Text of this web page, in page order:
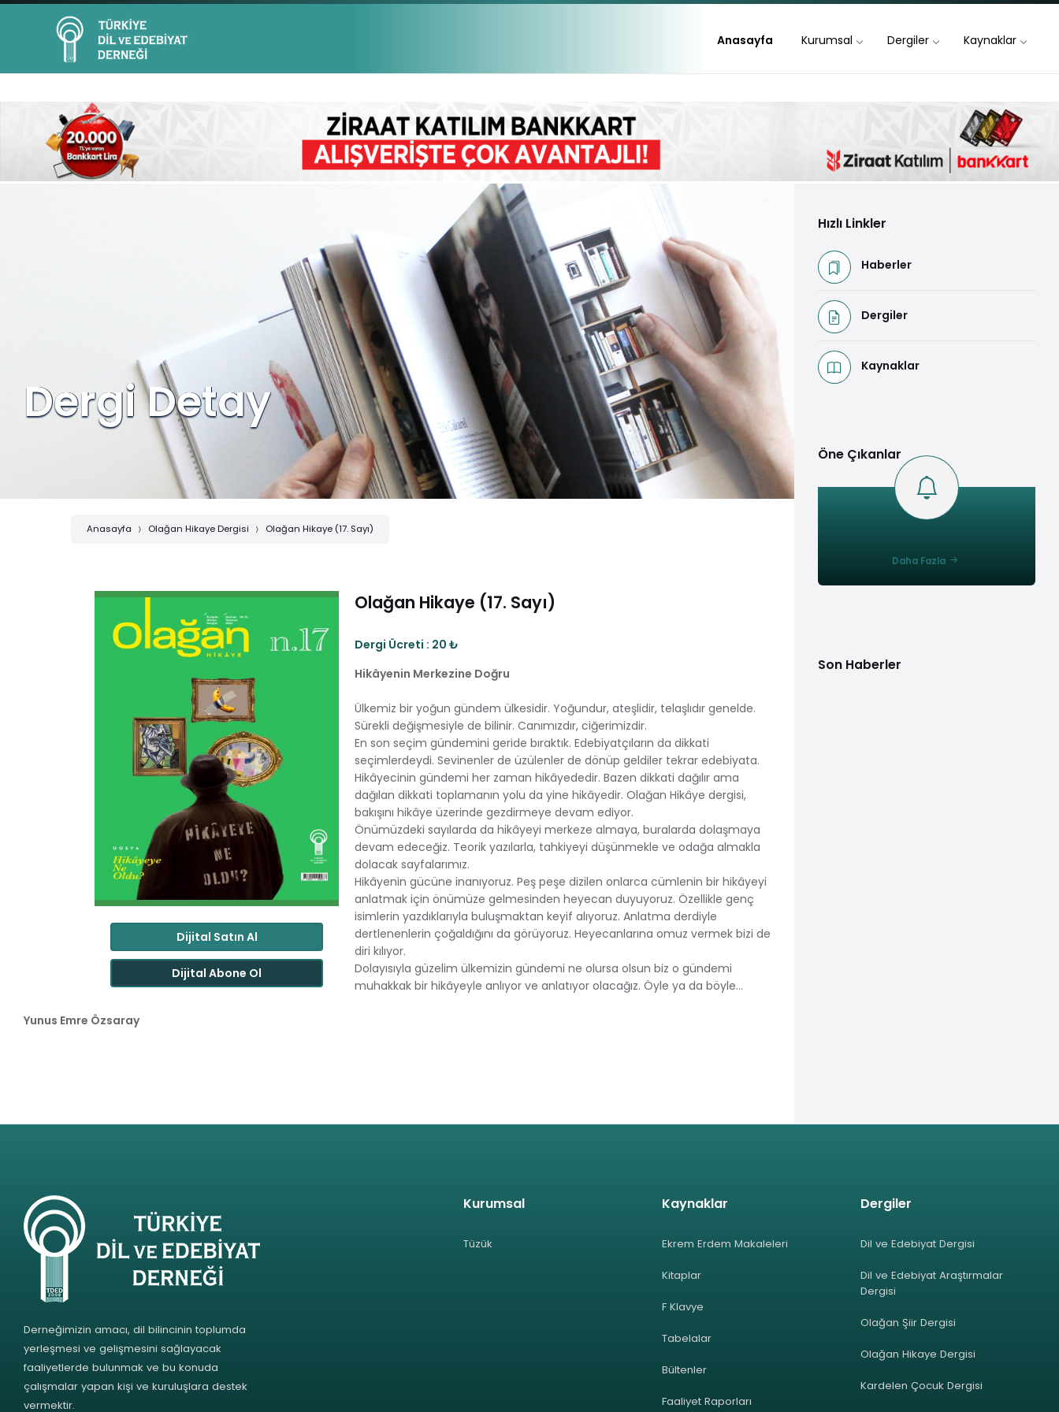
Anasayfa Kurumsal Dergiler Kaynaklar
Dergi Detay
Anasayfa Olağan Hikaye Dergisi Olağan Hikaye (17. Sayı)
Dijital Satın Al
Dijital Abone Ol
Olağan Hikaye (17. Sayı)
Dergi Ücreti : 20 ₺
Hikâyenin Merkezine Doğru
Ülkemiz bir yoğun gündem ülkesidir. Yoğundur, ateşlidir, telaşlıdır genelde.
Sürekli değişmesiyle de bilinir. Canımızdır, ciğerimizdir.
En son seçim gündemini geride bıraktık. Edebiyatçıların da dikkati
seçimlerdeydi. Sevinenler de üzülenler de dönüp geldiler tekrar edebiyata.
Hikâyecinin gündemi her zaman hikâyededir. Bazen dikkati dağılır ama
dağılan dikkati toplamanın yolu da yine hikâyedir. Olağan Hikâye dergisi,
bakışını hikâye üzerinde gezdirmeye devam ediyor.
Önümüzdeki sayılarda da hikâyeyi merkeze almaya, buralarda dolaşmaya
devam edeceğiz. Teorik yazılarla, tahkiyeyi düşünmekle ve odağa almakla
dolacak sayfalarımız.
Hikâyenin gücüne inanıyoruz. Peş peşe dizilen onlarca cümlenin bir hikâyeyi
anlatmak için önümüze gelmesinden heyecan duyuyoruz. Özellikle genç
isimlerin yazdıklarıyla buluşmaktan keyif alıyoruz. Anlatma derdiyle
dertlenenlerin çoğaldığını da görüyoruz. Heyecanlarına omuz vermek bizi de
diri kılıyor.
Dolayısıyla güzelim ülkemizin gündemi ne olursa olsun biz o gündemi
muhakkak bir hikâyeyle anlıyor ve anlatıyor olacağız. Öyle ya da böyle…
Yunus Emre Özsaray
Hızlı Linkler
Haberler
Dergiler
Kaynaklar
Öne Çıkanlar
Daha Fazla
Son Haberler
Derneğimizin amacı, dil bilincinin toplumda
yerleşmesi ve gelişmesini sağlayacak
faaliyetlerde bulunmak ve bu konuda
çalışmalar yapan kişi ve kuruluşlara destek
vermektir.
Kurumsal
Tüzük
Kaynaklar
Ekrem Erdem Makaleleri
Kitaplar
F Klavye
Tabelalar
Bültenler
Faaliyet Raporları
Dergiler
Dil ve Edebiyat Dergisi
Dil ve Edebiyat Araştırmalar
Dergisi
Olağan Şiir Dergisi
Olağan Hikaye Dergisi
Kardelen Çocuk Dergisi